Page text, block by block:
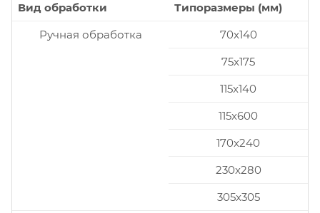
Вид обработки
Типоразмеры (мм)
Ручная обработка
70x140
75x175
115x140
115x600
170x240
230x280
305x305